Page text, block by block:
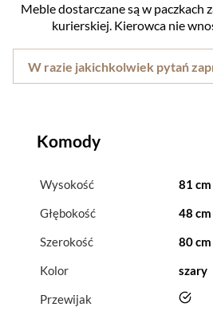
Meble dostarczane są w paczkach
kurierskiej. Kierowca nie
W razie jakichkolwiek pytań
Komody
Wysokość 81 cm
Kolor szary
Głębokość 48 cm
Przewijak tak
Szerokość 80 cm